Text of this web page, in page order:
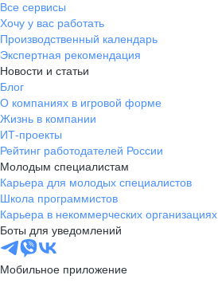
Все сервисы
Хочу у вас работать
Производственный календарь
Экспертная рекомендация
Новости и статьи
Блог
О компаниях в игровой форме
Жизнь в компании
ИТ-проекты
Рейтинг работодателей России
Молодым специалистам
Карьера для молодых специалистов
Школа программистов
Карьера в некоммерческих организациях
Боты для уведомлений
Мобильное приложение